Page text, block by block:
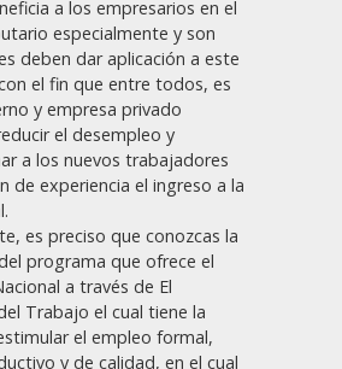
a los empresarios en el
especialmente y son
deben dar aplicación a este
el fin que entre todos, es
y empresa privado
el desempleo y
a los nuevos trabajadores
de experiencia el ingreso a la
es preciso que conozcas la
programa que ofrece el
a través de El
Trabajo el cual tiene la
el empleo formal,
y de calidad, en el cual